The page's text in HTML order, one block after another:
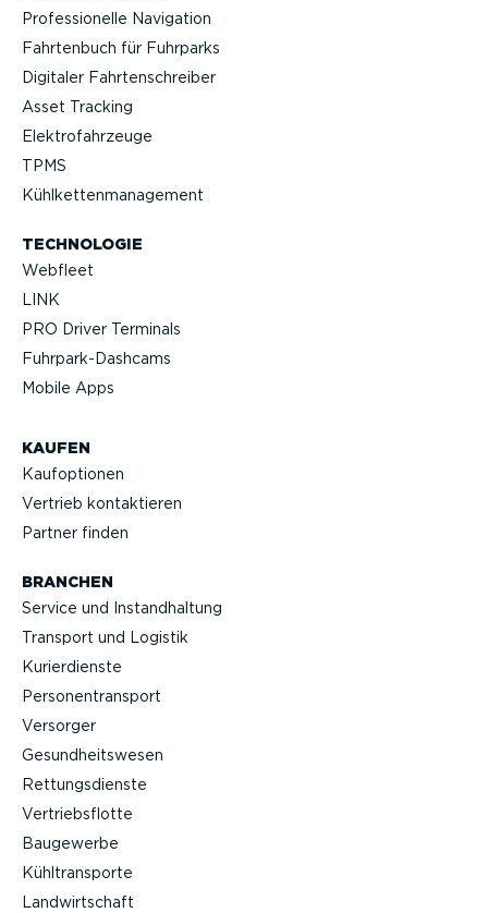
Profes­sio­nelle Navigation
Fahrtenbuch für Fuhrparks
Digitaler Fahrten­schreiber
Asset Tracking
Elektro­fahr­zeuge
TPMS
Kühlket­ten­ma­nagement
TECHNOLOGIE
Webfleet
LINK
PRO Driver Terminals
Fuhrpar­k-Da­shcams
Mobile Apps
KAUFEN
Kaufop­tionen
Vertrieb kontak­tieren
Partner finden
BRANCHEN
Service und Instand­haltung
Transport und Logistik
Kurier­dienste
Perso­nen­transport
Versorger
Gesund­heits­wesen
Rettungs­dienste
Vertriebs­flotte
Baugewerbe
Kühltrans­porte
Landwirt­schaft